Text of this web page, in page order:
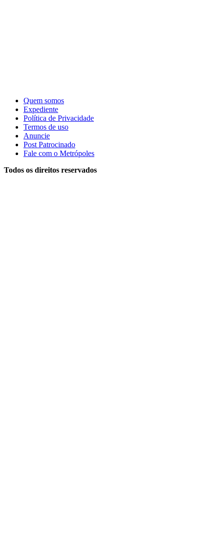
Quem somos
Expediente
Política de Privacidade
Termos de uso
Anuncie
Post Patrocinado
Fale com o Metrópoles
Todos os direitos reservados